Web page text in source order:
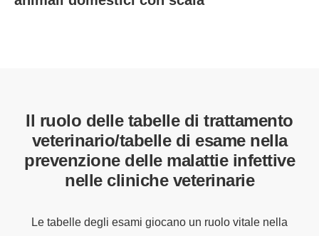
Il ruolo delle tabelle di trattamento
veterinario/tabelle di esame nella
prevenzione delle malattie infettive
nelle cliniche veterinarie
Le tabelle degli esami giocano un ruolo vitale nella